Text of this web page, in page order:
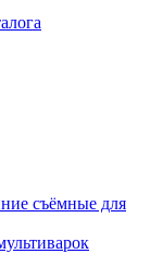
съёмные для